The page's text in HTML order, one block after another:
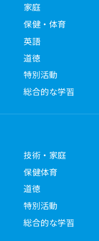
家庭
保健・体育
英語
道徳
特別活動
総合的な学習
技術・家庭
保健体育
道徳
特別活動
総合的な学習